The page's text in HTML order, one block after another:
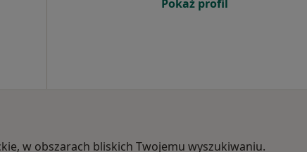
Pokaż profil
w obszarach bliskich Twojemu wyszukiwaniu.